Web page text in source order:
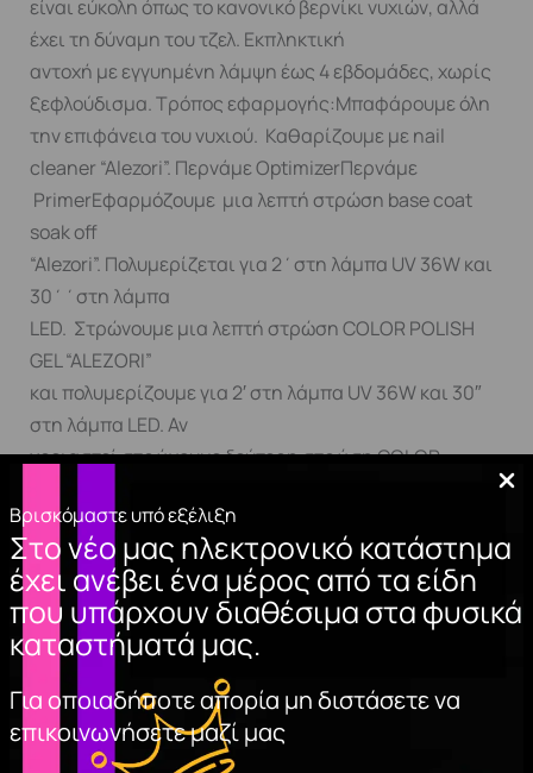
Βρισκόμαστε υπό εξέλιξη
Στο νέο μας ηλεκτρονικό κατάστημα
έχει ανέβει ένα μέρος από τα είδη
που υπάρχουν διαθέσιμα στα φυσικά
καταστήματά μας.
Για οποιαδήποτε απορία μη διστάσετε να
επικοινωνήσετε μαζί μας
είναι εύκολη όπως το κανονικό βερνίκι νυχιών, αλλά
έχει τη δύναμη του τζελ. Εκπληκτική
αντοχή με εγγυημένη λάμψη έως 4 εβδομάδες, χωρίς
ξεφλούδισμα. Τρόπος εφαρμογής:Μπαφάρουμε όλη
την επιφάνεια του νυχιού. Καθαρίζουμε με nail
cleaner “Alezori”. Περνάμε OptimizerΠερνάμε
PrimerΕφαρμόζουμε μια λεπτή στρώση base coat
soak off
“Alezori”. Πολυμερίζεται για 2΄στη λάμπα UV 36W και
30΄΄στη λάμπα
LED. Στρώνουμε μια λεπτή στρώση COLOR POLISH
GEL “ALEZORI”
και πολυμερίζουμε για 2′ στη λάμπα UV 36W και 30″
στη λάμπα LED. Αν
χρειαστεί στρώνουμε δεύτερη στρώση COLOR
πολυμερίζουμε για 2΄’ στη λάμπα UV 36W και 30″ στη
λάμπα LED. Εφαρμόζουμε μια στρώση top coat soak
off “Alezori” και
πολυμερίζουμε για 2΄’ στη λάμπα UV 36W και 30″ στη
λάμπα LED.
Σχετικά προϊόντα